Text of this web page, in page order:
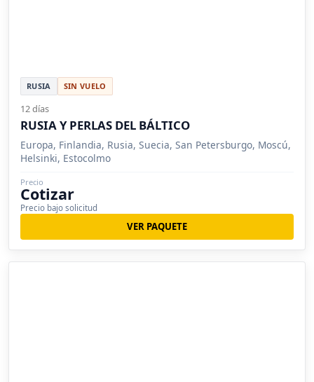
RUSIA SIN VUELO
12 días
RUSIA Y PERLAS DEL BÁLTICO
Europa, Finlandia, Rusia, Suecia, San Petersburgo, Moscú,
Helsinki, Estocolmo
Precio
Cotizar
Precio bajo solicitud
VER PAQUETE